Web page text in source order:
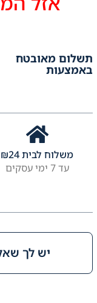
תשלום מאובטח
באמצעות
משלוח לבית ₪24
עד 7 ימי עסקים
יש לך